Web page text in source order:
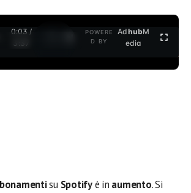
0:04 /
3:37
POWERE
D BY
AdhubM
edia
su Spotifyè in aumento. Si